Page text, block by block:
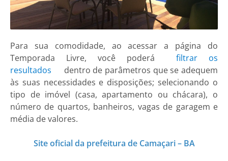
Para sua comodidade, ao acessar a página do
Temporada Livre, você poderá
filtrar os
resultados
dentro de parâmetros que se adequem
às suas necessidades e disposições; selecionando o
tipo de imóvel (casa, apartamento ou chácara), o
número de quartos, banheiros, vagas de garagem e
média de valores.
Site oficial da prefeitura de Camaçari – BA